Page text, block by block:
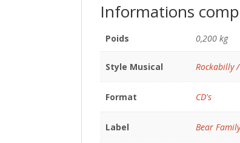
Informations
Poids 0,200 kg
Style Musical Rockabilly
Format CD's
Label Bear